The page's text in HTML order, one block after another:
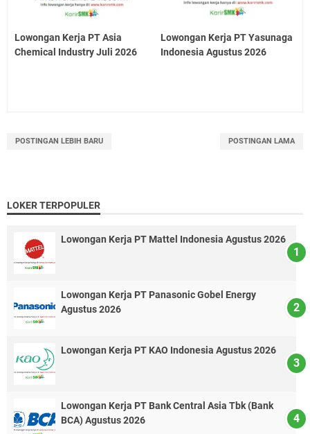
Lowongan Kerja PT Asia
Chemical Industry Juli 2026
Lowongan Kerja PT Yasunaga
Indonesia Agustus 2026
POSTINGAN LEBIH BARU POSTINGAN LAMA
LOKER TERPOPULER
Lowongan Kerja PT Mattel Indonesia Agustus 2026
Lowongan Kerja PT Panasonic Gobel Energy
Agustus 2026
Lowongan Kerja PT KAO Indonesia Agustus 2026
Lowongan Kerja PT Bank Central Asia Tbk (Bank
BCA) Agustus 2026